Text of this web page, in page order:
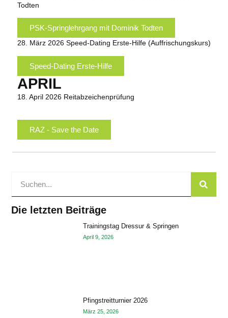
Todten
PSK-Springlehrgang mit Dominik Todten
28. März 2026 Speed-Dating Erste-Hilfe (Auffrischungskurs)
Speed-Dating Erste-Hilfe
APRIL
18. April 2026 Reitabzeichenprüfung
RAZ - Save the Date
Die letzten Beiträge
Trainingstag Dressur & Springen
April 9, 2026
Pfingstreitturnier 2026
März 25, 2026